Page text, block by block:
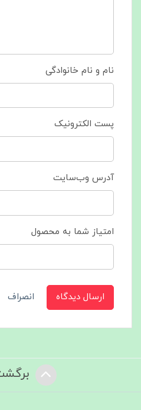
نام و نام خانوادگی
پست الکترونیک
آدرس وب‌سایت
امتیاز شما به محصول
ارسال دیدگاه انصراف